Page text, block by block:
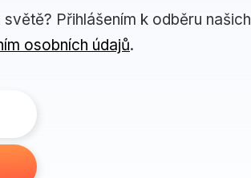
Přihlášením k odběru našich
osobních údajů.